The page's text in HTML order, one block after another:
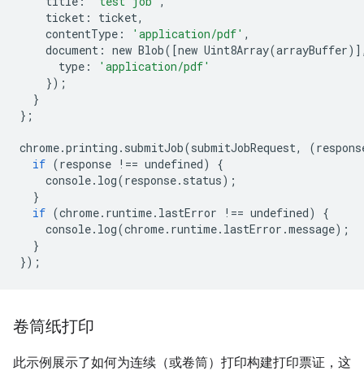
ticket : ticket,
contentType : 'application/pdf' ,
document : new Blob([new Uint8Array(arrayBuffer
type :
'application/pdf'
});
}
};
chrome.printing . submitJob(submitJobRequest, (
if (response !== undefined)
{
console. log(response. status);
}
if (chrome. runtime. lastError !== undefined)
{
console. log(chrome. runtime. lastError .message);
}
});
卷筒纸打印
此示例展示了如何为连续（或卷筒）打印构建打印票证，这